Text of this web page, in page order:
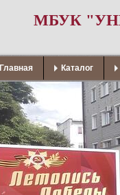
МБУК
Главная Каталог